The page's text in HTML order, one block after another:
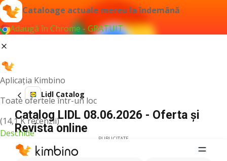
Cataloage actuale mereu la îndemână
Adaugă în Chrome - GRATUIT
Aplicația Kimbino
Toate ofertele într-un loc
(14,1 K recenzii)
Deschide
Lidl Catalog
Catalog LIDL 08.06.2026 - Oferta și
Revista online
PUBLICITATE